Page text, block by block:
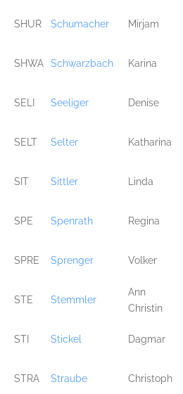
SHUR Schumacher Mirjam
SHWA Schwarzbach Karina
SELI Seeliger Denise
SELT Selter Katharina
SIT Sittler Linda
SPE Spenrath Regina
SPRE Sprenger Volker
STE Stemmler
Ann
Christin
STI Stickel Dagmar
STRA Straube Christoph